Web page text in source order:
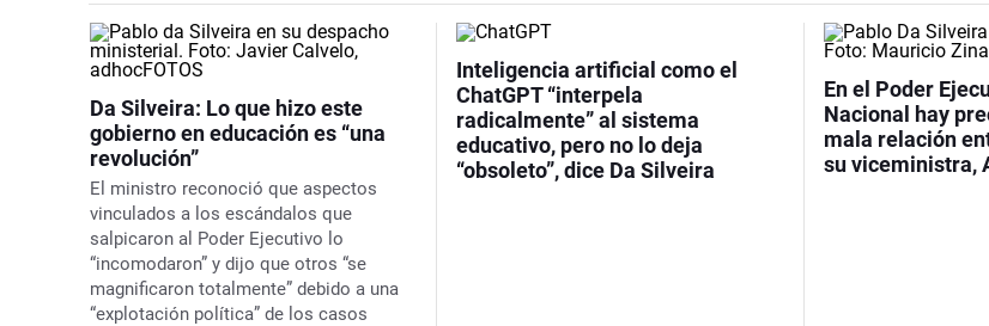
Da Silveira: Lo que hizo este
gobierno en educación es “una
revolución”
El ministro reconoció que aspectos
vinculados a los escándalos que
salpicaron al Poder Ejecutivo lo
“incomodaron” y dijo que otros “se
magnificaron totalmente” debido a una
“explotación política” de los casos
Inteligencia artificial como el
ChatGPT “interpela
radicalmente” al sistema
educativo, pero no lo deja
“obsoleto”, dice Da Silveira
En el Poder
Nacional hay
mala relación
su viceministra,